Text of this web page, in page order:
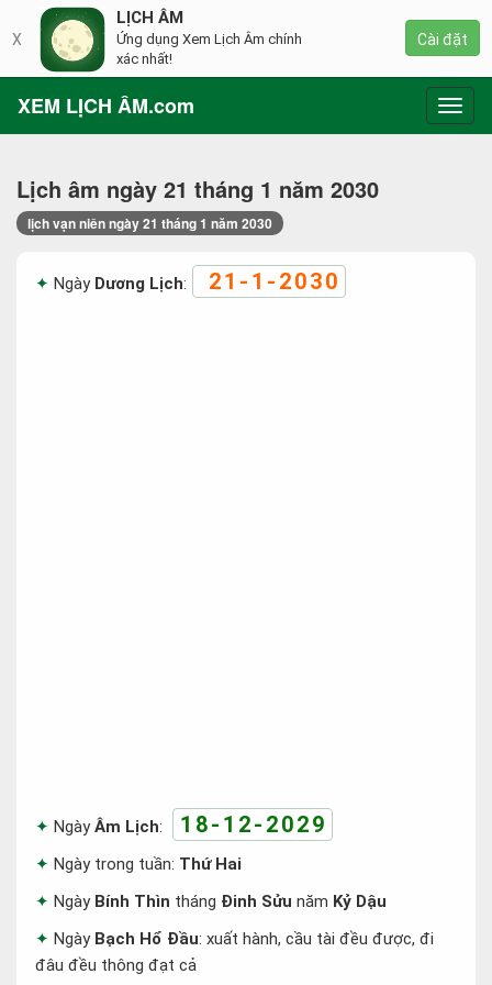
XEM LỊCH ÂM.com
Lịch âm ngày 21 tháng 1 năm 2030
lịch vạn niên ngày 21 tháng 1 năm 2030
Ngày Dương Lịch: 21-1-2030
NgàyÂm Lịch: 18-12-2029
Ngày trong tuần: Thứ Hai
Ngày Bính Thìn tháng Đinh Sửu năm Kỷ Dậu
Ngày Bạch Hổ Đầu: xuất hành, cầu tài đều được, đi
đâu đều thông đạt cả
X
LỊCH ÂM
Ứng dụng Xem Lịch Âm chính
xác nhất!
Cài đặt